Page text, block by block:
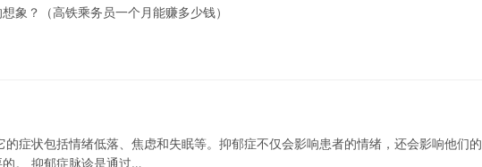
象？（高铁乘务员一个月能赚多少钱）
症状包括情绪低落、焦虑和失眠等。抑郁症不仅会影响患者的情绪，还会影响他们的
。 抑郁症脉诊是通过…